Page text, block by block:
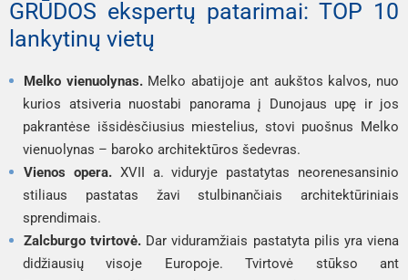
GRŪDOS ekspertų patarimai: TOP 10
lankytinų vietų
Melko vienuolynas. Melko abatijoje ant aukštos kalvos, nuo
kurios atsiveria nuostabi panorama į Dunojaus upę ir jos
pakrantėse išsidėsčiusius miestelius, stovi puošnus Melko
vienuolynas – baroko architektūros šedevras.
Vienos opera. XVII a. viduryje pastatytas neorenesansinio
stiliaus pastatas žavi stulbinančiais architektūriniais
sprendimais.
Zalcburgo tvirtovė. Dar viduramžiais pastatyta pilis yra viena
didžiausių visoje Europoje. Tvirtovė stūkso ant